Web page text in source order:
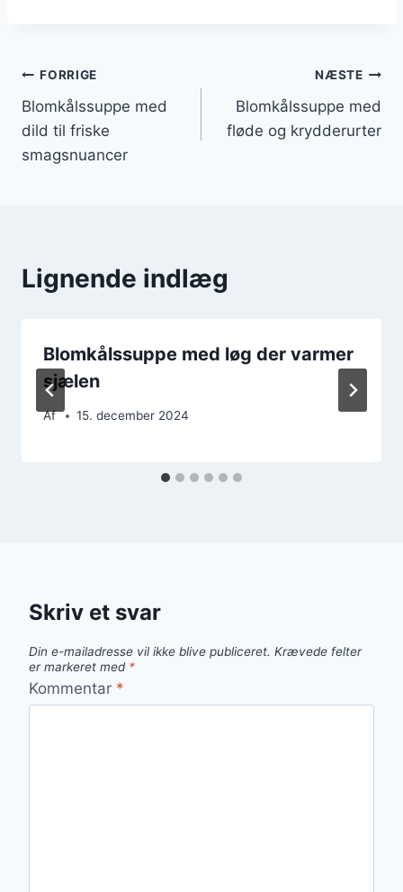
Indlægsnavigation
FORRIGE
Blomkålssuppe med
dild til friske
smagsnuancer
NÆSTE
Blomkålssuppe med
fløde og krydderurter
Lignende indlæg
Blomkålssuppe med løg der varmer
sjælen
Af 15. december 2024
Skriv et svar
Din e-mailadresse vil ikke blive publiceret. Krævede felter
er markeret med *
Kommentar *